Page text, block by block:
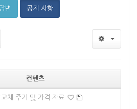
변 공지 사항
컨텐츠
체 주기 및 가격 자료